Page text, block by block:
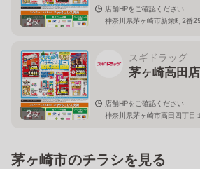
2枚
店舗HPをご確認ください
神奈川県茅ヶ崎市新栄町2番
1階
2枚
スギドラッグ
茅ヶ崎高田店
店舗HPをご確認ください
神奈川県茅ヶ崎市高田四丁目
茅ヶ崎市のチラシを見る